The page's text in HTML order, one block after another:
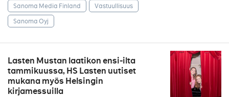
Sanoma Media Finland
Vastuullisuus
Sanoma Oyj
Lasten Mustan laatikon ensi-ilta
tammikuussa, HS Lasten uutiset
mukana myös Helsingin
kirjamessuilla